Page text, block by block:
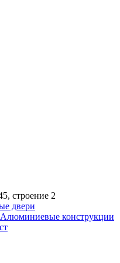
строение 2
двери
Алюминиевые конструкции